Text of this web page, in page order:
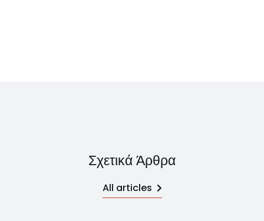
Σχετικά Άρθρα
All articles